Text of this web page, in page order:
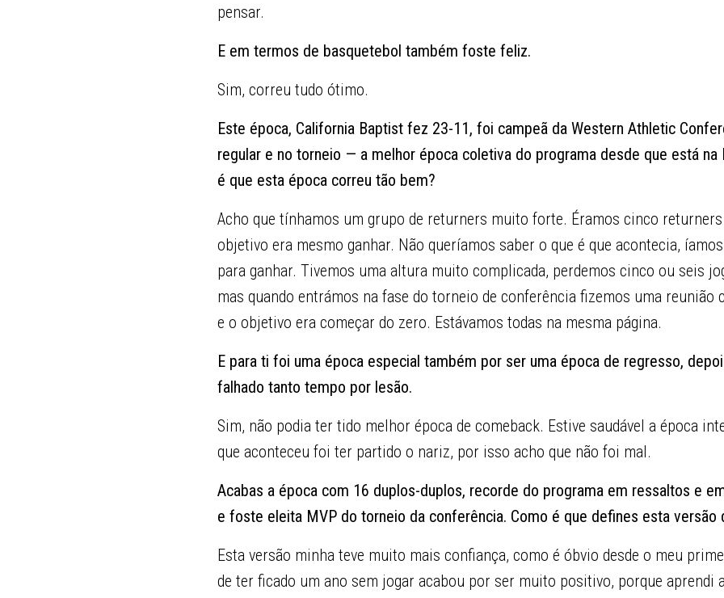
pensar.
E em termos de basquetebol também foste feliz.
Sim, correu tudo ótimo.
Este época, California Baptist fez 23-11, foi campeã da Western Athletic
regular e no torneio — a melhor época coletiva do programa desde que está na
é que esta época correu tão bem?
Acho que tínhamos um grupo de returners muito forte. Éramos cinco
objetivo era mesmo ganhar. Não queríamos saber o que é que acontecia,
para ganhar. Tivemos uma altura muito complicada, perdemos cinco ou seis
mas quando entrámos na fase do torneio de conferência fizemos uma reunião
e o objetivo era começar do zero. Estávamos todas na mesma página.
E para ti foi uma época especial também por ser uma época de regresso,
falhado tanto tempo por lesão.
Sim, não podia ter tido melhor época de comeback. Estive saudável a época
que aconteceu foi ter partido o nariz, por isso acho que não foi mal.
Acabas a época com 16 duplos-duplos, recorde do programa em ressaltos e
e foste eleita MVP do torneio da conferência. Como é que defines esta versão
Esta versão minha teve muito mais confiança, como é óbvio desde o meu
de ter ficado um ano sem jogar acabou por ser muito positivo, porque aprendi